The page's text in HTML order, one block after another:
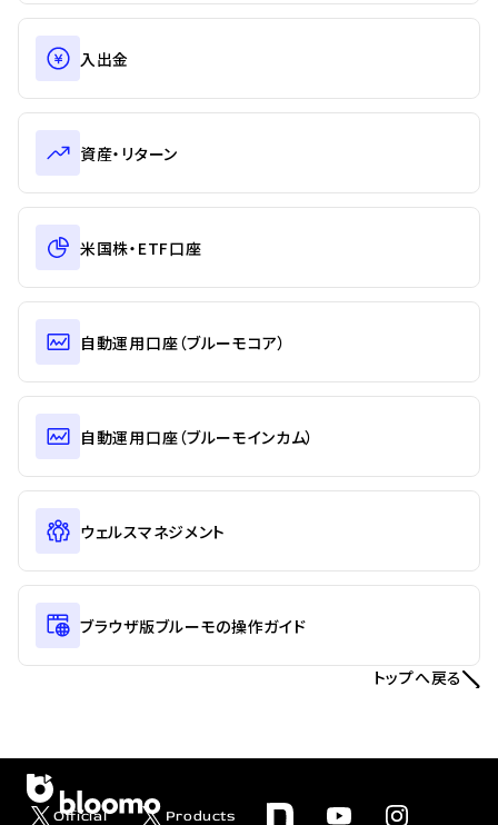
入出金
資産・リターン
米国株・ETF口座
自動運用口座（ブルーモコア）
自動運用口座（ブルーモインカム）
ウェルスマネジメント
ブラウザ版ブルーモの操作ガイド
トップへ戻る
Official
Products